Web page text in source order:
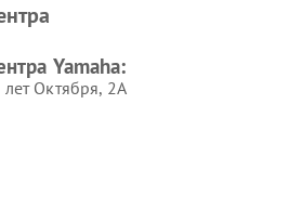
Yamaha
Yamaha:
лет Октября, 2А